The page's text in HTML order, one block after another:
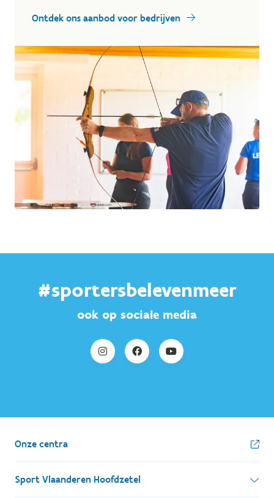
Ontdek ons aanbod voor bedrijven
#sportersbelevenmeer
ook op sociale media
Onze centra
Sport Vlaanderen Hoofdzetel